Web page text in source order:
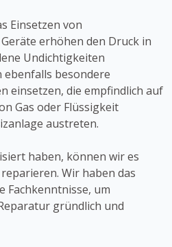
Einsetzen von
erhöhen den Druck in
Undichtigkeiten
besondere
einsetzen, die empfindlich auf
Gas oder Flüssigkeit
austreten.
haben, können wir es
Wir haben das
Fachkenntnisse, um
gründlich und